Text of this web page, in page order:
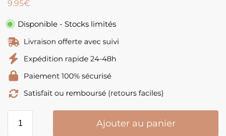
9.95€
Disponible - Stocks limités
Ajouter au panier